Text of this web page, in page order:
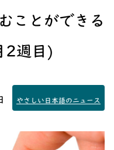
ことができる
2週目)
やさしい日本語のニュース